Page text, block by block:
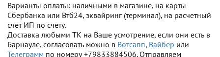
Варианты оплаты: наличными в магазине, на карты
Сбербанка или Втб24, эквайринг (терминал), на расчетный
счет ИП по счету.
Доставка любыми ТК на Ваше усмотрение, если они есть в
Барнауле, согласовать можно в Вотсапп, Вайбер или
Телеграмм по номеру +79833884506. Отправляем